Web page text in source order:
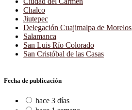
Chalco
Jiutepec
Delegación Cuajimalpa de Morelos
Salamanca
San Luis Río Colorado
San Cristóbal de las Casas
Fecha de publicación
hace 3 días